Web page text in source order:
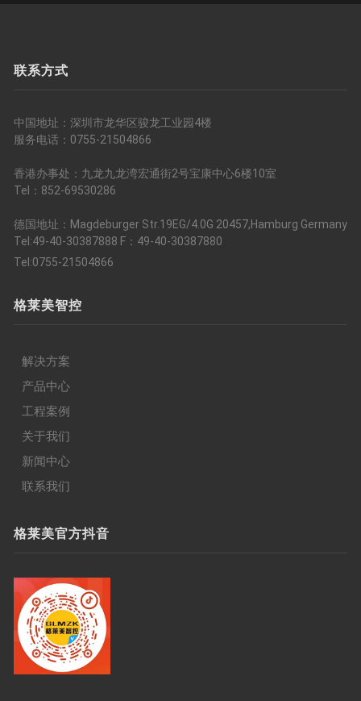
联系方式
中国地址：深圳市龙华区骏龙工业园4楼
服务电话：0755-21504866
香港办事处：九龙九龙湾宏通街2号宝康中心6楼10室
Tel：852-69530286
德国地址：Magdeburger Str.19EG/4.0G 20457,Hamburg Germany
Tel:49-40-30387888 F：49-40-30387880
Tel:0755-21504866
格莱美智控
解决方案
产品中心
工程案例
关于我们
新闻中心
联系我们
格莱美官方抖音